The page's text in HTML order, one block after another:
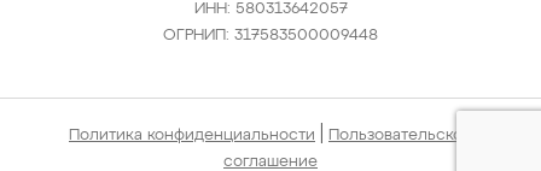
ИНН: 580313642057
ОГРНИП: 317583500009448
Политика конфиденциальности
Пользовательское
соглашение